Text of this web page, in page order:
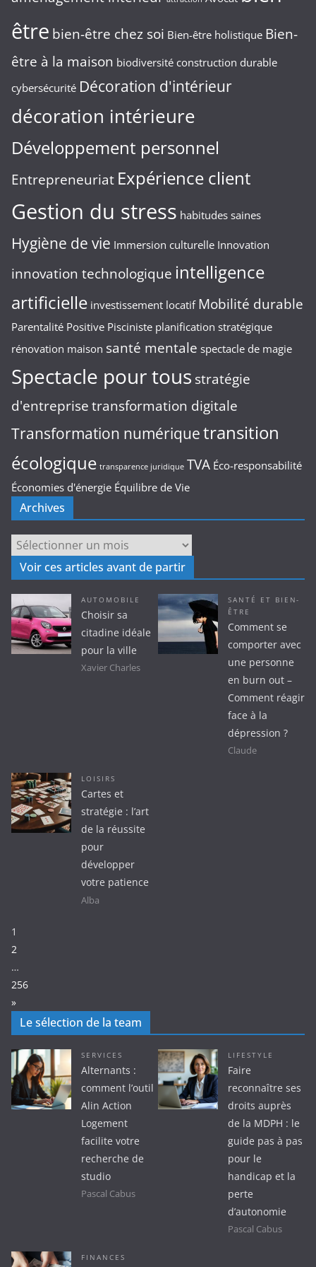
être bien-être chez soi Bien-être holistique Bien-
être à la maison biodiversité construction durable
cybersécurité Décoration d'intérieur
décoration intérieure
Développement personnel
Entrepreneuriat Expérience client
Gestion du stress habitudes saines
Hygiène de vie Immersion culturelle Innovation
innovation technologique intelligence
artificielle investissement locatif Mobilité durable
Parentalité Positive Pisciniste planification stratégique
rénovation maison santé mentale spectacle de magie
Spectacle pour tous stratégie
d'entreprise transformation digitale
Transformation numériquetransition
écologique transparence juridique TVA Éco-responsabilité
Économies d'énergie Équilibre de Vie
Archives
Archives
Voir ces articles avant de partir
AUTOMOBILE
Choisir sa
citadine idéale
pour la ville
Xavier Charles
SANTÉ ET BIEN-
ÊTRE
Comment se
comporter avec
une personne
en burn out –
Comment réagir
face à la
dépression ?
Claude
LOISIRS
Cartes et
stratégie : l’art
de la réussite
pour
développer
votre patience
Alba
Page:
1
2
…
256
Next
»
Le sélection de la team
SERVICES
Alternants :
comment l’outil
Alin Action
Logement
facilite votre
recherche de
studio
Pascal Cabus
LIFESTYLE
Faire
reconnaître ses
droits auprès
de la MDPH : le
guide pas à pas
pour le
handicap et la
perte
d’autonomie
Pascal Cabus
FINANCES